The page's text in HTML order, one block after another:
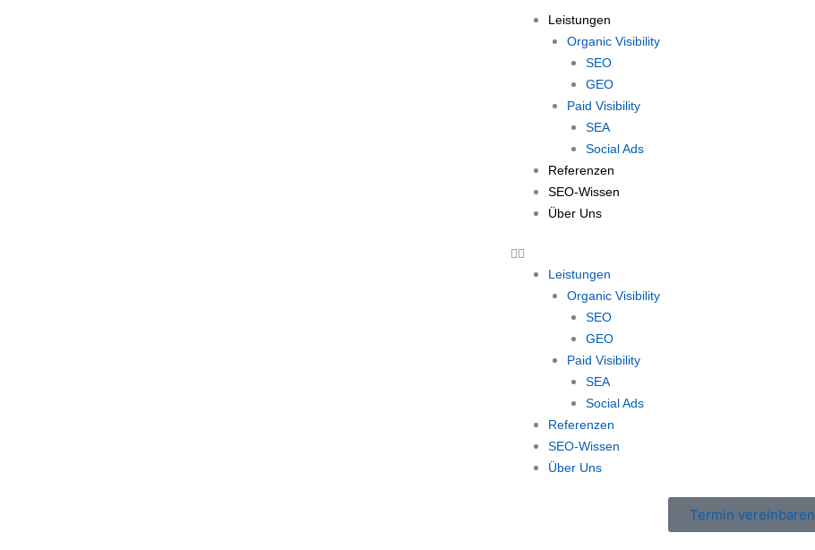
Leistungen
Organic Visibility
SEO
GEO
Paid Visibility
SEA
Social Ads
Referenzen
SEO-Wissen
Über Uns
Leistungen
Organic Visibility
SEO
GEO
Paid Visibility
SEA
Social Ads
Referenzen
SEO-Wissen
Über Uns
Termin vereinbaren